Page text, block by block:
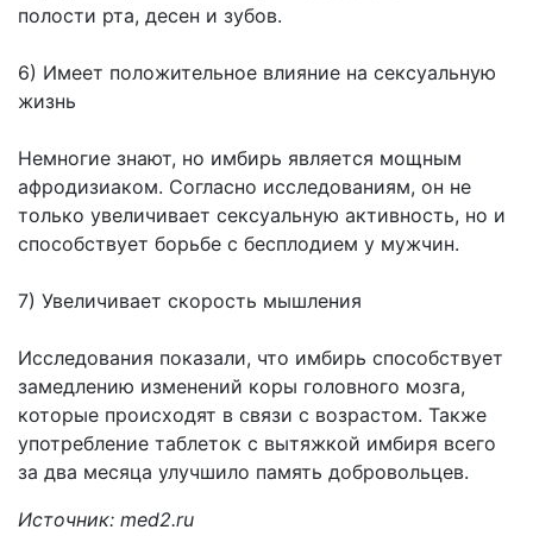
полости рта, десен и зубов.
6) Имеет положительное влияние на сексуальную
жизнь
Немногие знают, но имбирь является мощным
афродизиаком. Согласно исследованиям, он не
только увеличивает сексуальную активность, но и
способствует борьбе с бесплодием у мужчин.
7) Увеличивает скорость мышления
Исследования показали, что имбирь способствует
замедлению изменений коры головного мозга,
которые происходят в связи с возрастом. Также
употребление таблеток с вытяжкой имбиря всего
за два месяца улучшило память добровольцев.
Источник: med2.ru